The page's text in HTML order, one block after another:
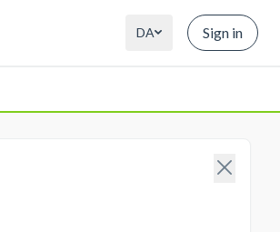
DA Sign in